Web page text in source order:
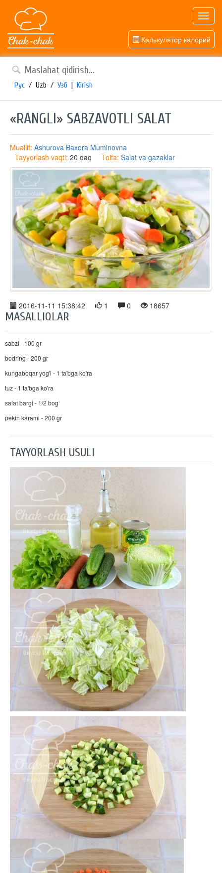
Калькулятор калорий
Рус / Uzb / Узб | Kirish
«RANGLI» SABZAVOTLI SALAT
Muallif: Ashurova Baxora Muminovna
Tayyorlash vaqti: 20 daq Toifa: Salat va gazaklar
2016-11-11 15:38:42 1 0 18657
MASALLIQLAR
sabzi - 100 gr
bodring - 200 gr
kungaboqar yog'i - 1 ta'bga ko'ra
tuz - 1 ta'bga ko'ra
salat bargi - 1/2 bog‘
pekin karami - 200 gr
TAYYORLASH USULI